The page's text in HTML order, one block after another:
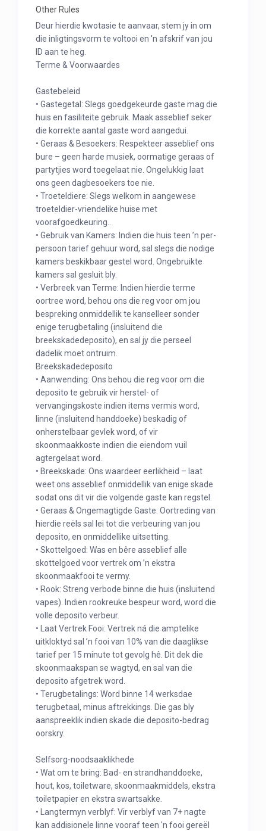
Other Rules
Deur hierdie kwotasie te aanvaar, stem jy in om
die inligtingsvorm te voltooi en 'n afskrif van jou
ID aan te heg.
Terme & Voorwaardes
Gastebeleid
• Gastegetal: Slegs goedgekeurde gaste mag die
huis en fasiliteite gebruik. Maak asseblief seker
die korrekte aantal gaste word aangedui.
• Geraas & Besoekers: Respekteer asseblief ons
bure – geen harde musiek, oormatige geraas of
partytjies word toegelaat nie. Ongelukkig laat
ons geen dagbesoekers toe nie.
• Troeteldiere: Slegs welkom in aangewese
troeteldier-vriendelike huise met
voorafgoedkeuring..
• Gebruik van Kamers: Indien die huis teen ’n per-
persoon tarief gehuur word, sal slegs die nodige
kamers beskikbaar gestel word. Ongebruikte
kamers sal gesluit bly.
• Verbreek van Terme: Indien hierdie terme
oortree word, behou ons die reg voor om jou
bespreking onmiddellik te kanselleer sonder
enige terugbetaling (insluitend die
breekskadedeposito), en sal jy die perseel
dadelik moet ontruim.
Breekskadedeposito
• Aanwending: Ons behou die reg voor om die
deposito te gebruik vir herstel- of
vervangingskoste indien items vermis word,
linne (insluitend handdoeke) beskadig of
onherstelbaar gevlek word, of vir
skoonmaakkoste indien die eiendom vuil
agtergelaat word.
• Breekskade: Ons waardeer eerlikheid – laat
weet ons asseblief onmiddellik van enige skade
sodat ons dit vir die volgende gaste kan regstel.
• Geraas & Ongemagtigde Gaste: Oortreding van
hierdie reëls sal lei tot die verbeuring van jou
deposito, en onmiddellike uitsetting.
• Skottelgoed: Was en bêre asseblief alle
skottelgoed voor vertrek om ’n ekstra
skoonmaakfooi te vermy.
• Rook: Streng verbode binne die huis (insluitend
vapes). Indien rookreuke bespeur word, word die
volle deposito verbeur.
• Laat Vertrek Fooi: Vertrek ná die amptelike
uitkloktyd sal ’n fooi van 10% van die daaglikse
tarief per 15 minute tot gevolg hê. Dit dek die
skoonmaakspan se wagtyd, en sal van die
deposito afgetrek word.
• Terugbetalings: Word binne 14 werksdae
terugbetaal, minus aftrekkings. Die gas bly
aanspreeklik indien skade die deposito-bedrag
oorskry.
Selfsorg-noodsaaklikhede
• Wat om te bring: Bad- en strandhanddoeke,
hout, kos, toiletware, skoonmaakmiddels, ekstra
toiletpapier en ekstra swartsakke.
• Langtermyn verblyf: Vir verblyf van 7+ nagte
kan addisionele linne vooraf teen 'n fooi gereël